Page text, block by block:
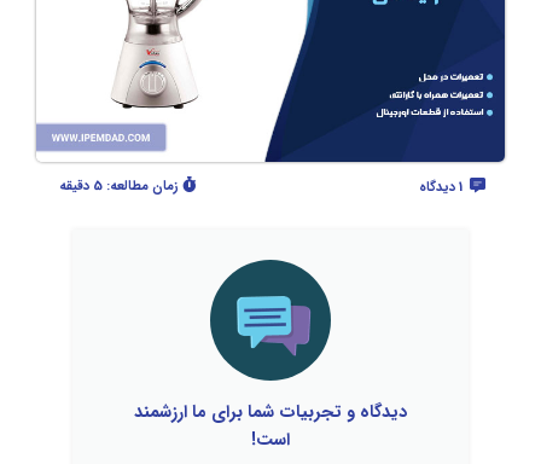
زمان مطالعه: 5 دقیقه
دیدگاه و تجربیات شما برای ما ارزشمند
است!